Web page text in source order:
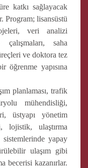
katkı sağlayacak
Program; lisansüstü
veri analizi
çalışmaları, saha
ve doktora tez
öğrenme yapısına
planlaması, trafik
mühendisliği,
üstyapı yönetim
lojistik, ulaştırma
yapay
ulaşım gibi
becerisi kazanırlar.